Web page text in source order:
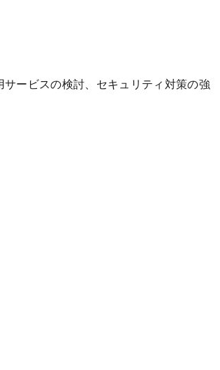
ービスの検討、セキュリティ対策の強